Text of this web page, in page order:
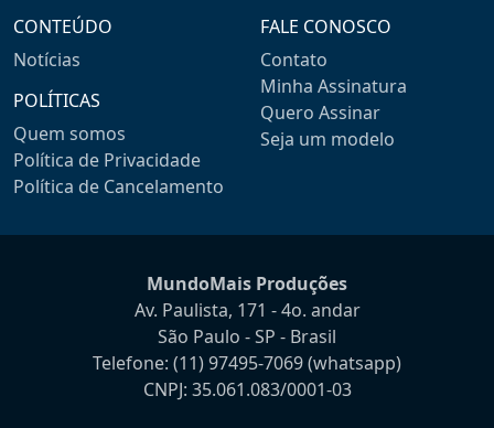
CONTEÚDO
Notícias
POLÍTICAS
Quem somos
Política de Privacidade
Política de Cancelamento
FALE CONOSCO
Contato
Minha Assinatura
Quero Assinar
Seja um modelo
MundoMais Produções
Av. Paulista, 171 - 4o. andar
São Paulo - SP - Brasil
Telefone: (11) 97495-7069(whatsapp)
CNPJ: 35.061.083/0001-03